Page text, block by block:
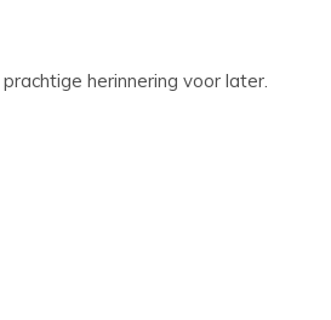
herinnering voor later.